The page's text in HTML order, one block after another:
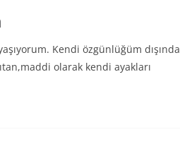
Kendi özgünlüğüm dışında
olarak kendi ayakları